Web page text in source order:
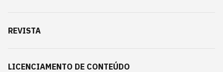
REVISTA
LICENCIAMENTO DE CONTEÚDO